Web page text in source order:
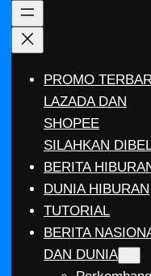
PROMO
LAZADA DAN
SHOPEE
SILAHKAN
BERITA
DUNIA HIBURAN
TUTORIAL
BERITA
DAN DUNIA